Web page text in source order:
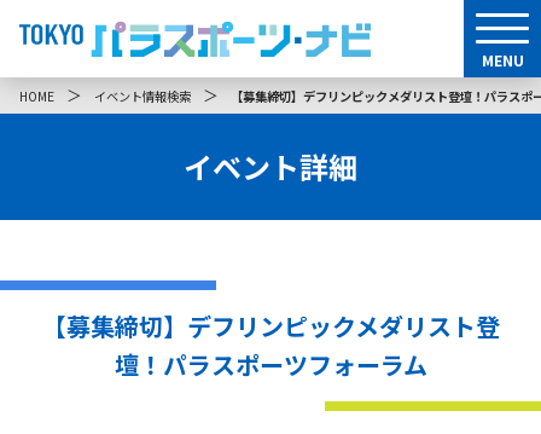
MENU
HOME ＞ イベント情報検索 ＞ 【募集締切】デフリンピックメダリスト登壇！パラスポ
イベント詳細
【募集締切】デフリンピックメダリスト登
壇！パラスポーツフォーラム